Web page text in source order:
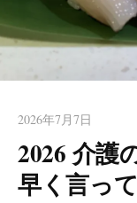
2026年7月7日
2026 介護
早く言っ